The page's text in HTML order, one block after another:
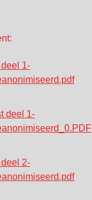
1-
deel 1-
2-